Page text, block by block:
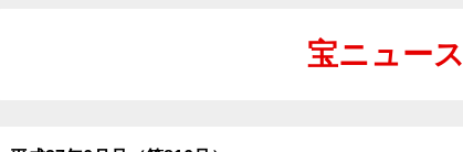
ロト7
スクラッチ
宝ニュース